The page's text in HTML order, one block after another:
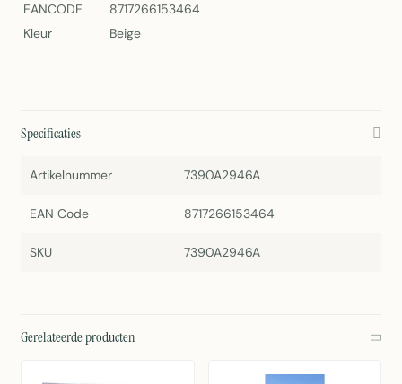
EANCODE
8717266153464
Kleur
Beige
Specificaties
Artikelnummer 7390A2946A
EAN Code 8717266153464
SKU 7390A2946A
Gerelateerde producten